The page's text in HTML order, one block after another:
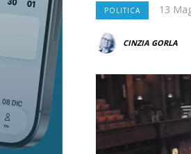
POLITICA 13
CINZIA GORLA